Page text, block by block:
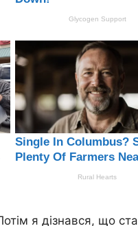
я дізнався, що